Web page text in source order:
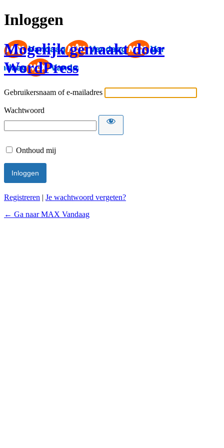
Inloggen
Mogelijk gemaakt door
WordPress
Gebruikersnaam of e-mailadres
Wachtwoord
Onthoud mij
Registreren | Je wachtwoord vergeten?
← Ga naar MAX Vandaag